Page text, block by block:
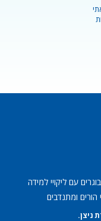
עם ליקויי למידה
ניצן.